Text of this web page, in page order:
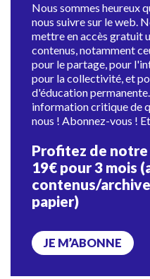
Nous sommes heureux
nous suivre sur le web.
mettre en accès gratuit
contenus, notamment
pour le partage, pour
pour la collectivité, et
d'éducation
information critique de
nous ! Abonnez-vous !
Profitez de
19€ pour 3 mois
contenus/
papier)
JE M’ABONNE